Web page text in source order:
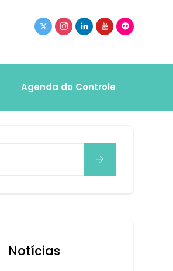
Agenda do Controle
Notícias